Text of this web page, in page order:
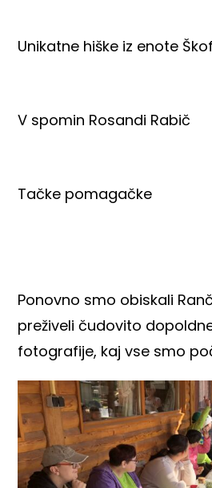
Unikatne hiške iz enote
V spomin Rosandi Rabič
Tačke pomagačke
Ponovno smo obiskali
preživeli čudovito
fotografije, kaj vse smo